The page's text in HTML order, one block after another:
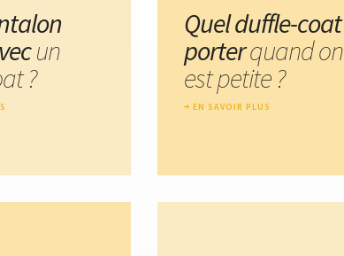
un
?
Quel duffle-coat
porterquand on
est petite ?
EN SAVOIR PLUS